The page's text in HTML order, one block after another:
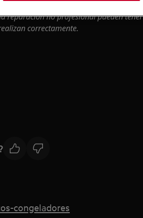
reparación no profesional pueden tener
correctamente.
congeladores